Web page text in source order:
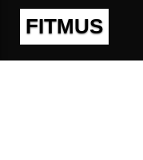
FITMUS